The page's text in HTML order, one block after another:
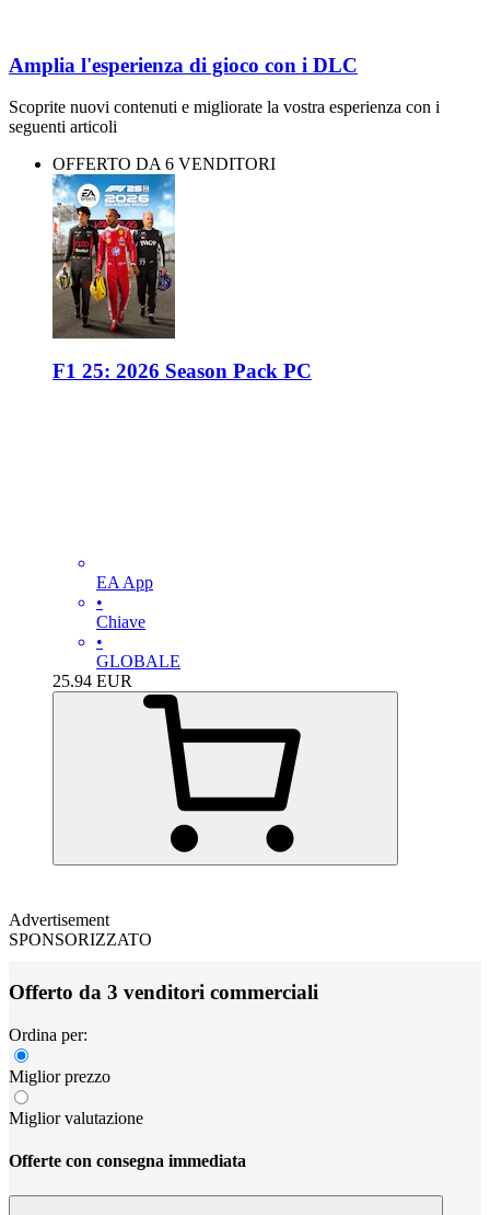
Amplia l'esperienza di gioco con i DLC
Scoprite nuovi contenuti e migliorate la vostra esperienza con i
seguenti articoli
OFFERTO DA 6 VENDITORI
F1 25: 2026 Season Pack PC
EA App
•
Chiave
•
GLOBALE
25.94 EUR
Advertisement
SPONSORIZZATO
Offerto da 3 venditori commerciali
Ordina per:
Miglior prezzo
Miglior valutazione
Offerte con consegna immediata